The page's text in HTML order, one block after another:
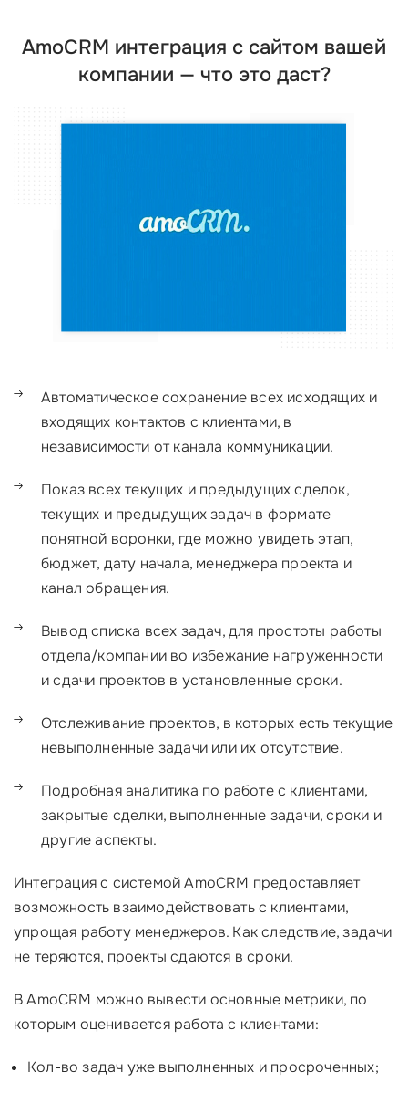
AmoCRM интеграция с сайтом вашей
компании — что это даст?
Автоматическое сохранение всех исходящих и
входящих контактов с клиентами, в
независимости от канала коммуникации.
Показ всех текущих и предыдущих сделок,
текущих и предыдущих задач в формате
понятной воронки, где можно увидеть этап,
бюджет, дату начала, менеджера проекта и
канал обращения.
Вывод списка всех задач, для простоты работы
отдела/компании во избежание нагруженности
и сдачи проектов в установленные сроки.
Отслеживание проектов, в которых есть текущие
невыполненные задачи или их отсутствие.
Подробная аналитика по работе с клиентами,
закрытые сделки, выполненные задачи, сроки и
другие аспекты.
Интеграция с системой AmoCRM предоставляет
возможность взаимодействовать с клиентами,
упрощая работу менеджеров. Как следствие, задачи
не теряются, проекты сдаются в сроки.
В AmoCRM можно вывести основные метрики, по
которым оценивается работа с клиентами:
Кол-во задач уже выполненных и просроченных;